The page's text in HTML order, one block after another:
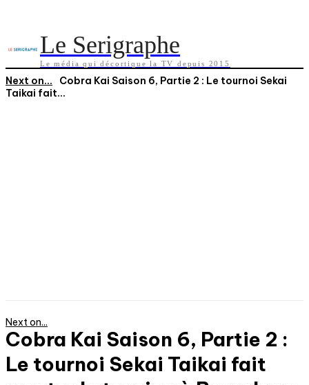
Le Serigraphe
Le média qui décortique la TV depuis 2015
Next on...
Cobra Kai Saison 6, Partie 2 : Le tournoi Sekai
Taikai fait...
Next on...
Cobra Kai Saison 6, Partie 2 :
Le tournoi Sekai Taikai fait